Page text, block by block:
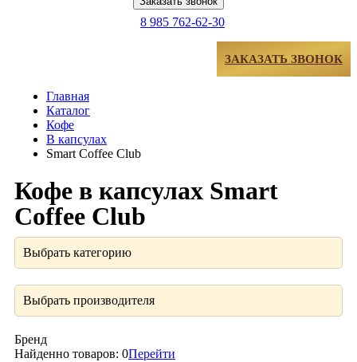
8 985 762-62-30
ЗАКАЗАТЬ ЗВОНОК
Главная
Каталог
Кофе
В капсулах
Smart Coffee Club
Кофе в капсулах Smart
Coffee Club
Выбрать категорию
Выбрать производителя
Бренд
Найденно товаров: 0Перейти